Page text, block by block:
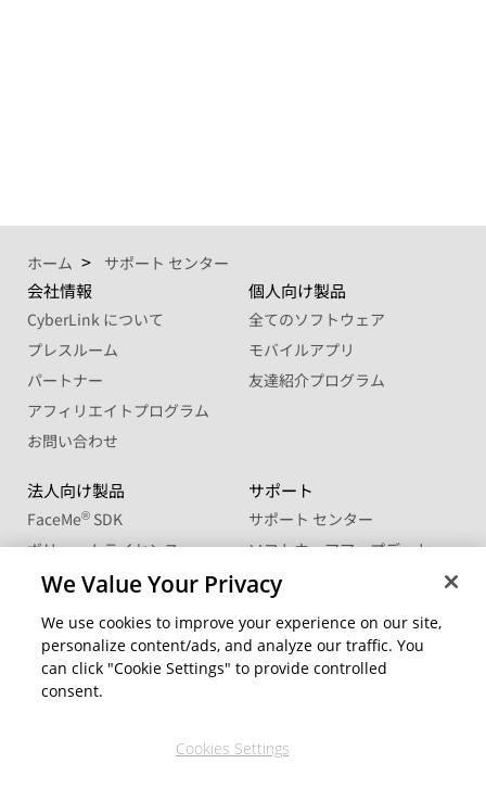
ホーム サポート センター
会社情報
CyberLink について
プレスルーム
パートナー
アフィリエイトプログラム
お問い合わせ
個人向け製品
全てのソフトウェア
モバイルアプリ
友達紹介プログラム
法人向け製品
FaceMe® SDK
ボリュームライセンス
学生・教職員向け優待販売
サポート
サポート センター
ソフトウェアアップデート
ラーニングセンター
コミュニティー
CyberLink メンバーサイト
ブログ
公式ソーシャルメディア
地域を変更
We Value Your Privacy
We use cookies to improve your experience on our site,
personalize content/ads, and analyze our traffic. You
can click "Cookie Settings" to provide controlled
consent.
Cookies Settings